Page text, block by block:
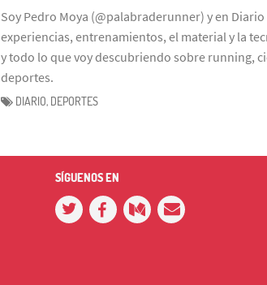
Soy Pedro Moya (@palabraderunner) y en
experiencias, entrenamientos, el material y la
y todo lo que voy descubriendo sobre running,
deportes.
DIARIO, DEPORTES
SÍGUENOS EN